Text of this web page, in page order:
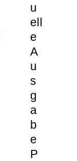
u
ell
e
A
u
s
g
a
b
e
P